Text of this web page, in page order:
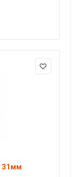
31мм